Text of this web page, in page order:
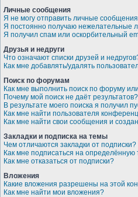
Личные сообщения
Я не могу отправить личные
Я постоянно получаю нежелательные
Я получил спам или оскорбительный
Друзья и недруги
Что означают списки друзей и
Как мне добавлять/удалять
Поиск по форумам
Как мне выполнить поиск по форуму
Почему мой поиск не даёт результатов?
В результате моего поиска я получил
Как мне найти пользователя
Как мне найти свои сообщения и
Закладки и подписка на темы
Чем отличаются закладки от подписки?
Как мне подписаться на
Как мне отказаться от подписки?
Вложения
Какие вложения разрешены на этой
Как мне найти мои вложения?